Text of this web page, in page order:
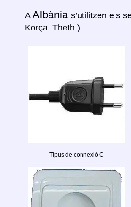
A Albània s’utilitzen els
Korça, Theth.)
Tipus de connexió C